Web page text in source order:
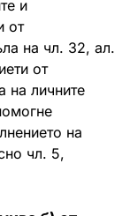
и
от
на чл. 32, ал.
от
на личните
на
чл. 5,